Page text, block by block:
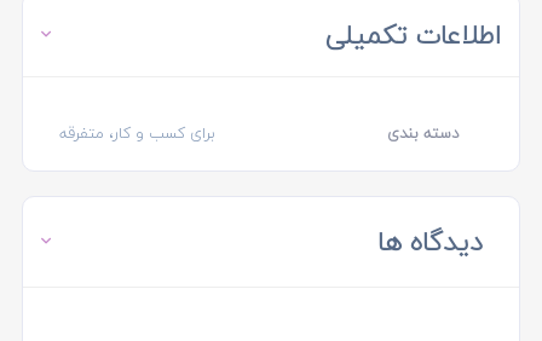
اطلاعات تکمیلی
دسته بندی برای کسب و کار، متفرقه
دیدگاه ها